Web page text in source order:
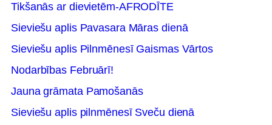
Tikšanās ar dievietēm-AFRODĪTE
Sieviešu aplis Pavasara Māras dienā
Sieviešu aplis Pilnmēnesī Gaismas Vārtos
Nodarbības Februārī!
Jauna grāmata Pamošanās
Sieviešu aplis pilnmēnesī Sveču dienā